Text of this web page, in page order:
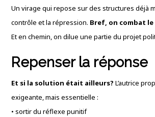
Un virage qui repose sur des structures déjà
contrôle et la répression. Bref, on combat
Et en chemin, on dilue une partie du projet
Repenser la réponse
Et si la solution était ailleurs? L’autrice
exigeante, mais essentielle :
• sortir du réflexe punitif